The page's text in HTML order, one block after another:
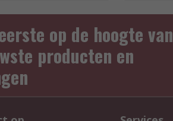
op de hoogte van
producten en